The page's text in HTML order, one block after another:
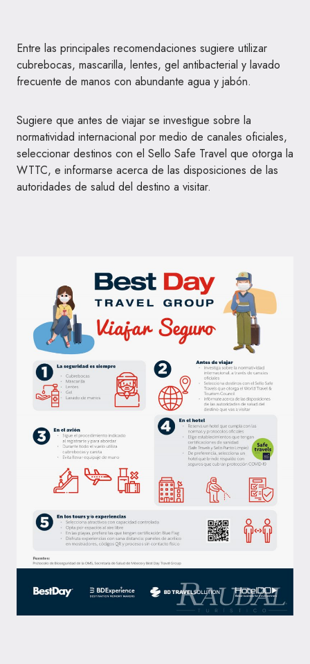
Entre las principales recomendaciones sugiere utilizar
cubrebocas, mascarilla, lentes, gel antibacterial y lavado
frecuente de manos con abundante agua y jabón.
Sugiere que antes de viajar se investigue sobre la
normatividad internacional por medio de canales oficiales,
seleccionar destinos con el Sello Safe Travel que otorga la
WTTC, e informarse acerca de las disposiciones de las
autoridades de salud del destino a visitar.